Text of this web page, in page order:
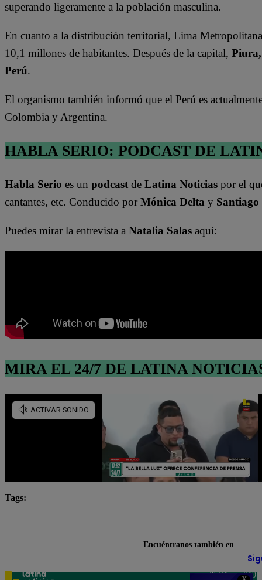
superando ligeramente a la población masculina.
En cuanto a la distribución territorial, Lima
10,1 millones de habitantes. Después de la capital,
Perú.
El organismo también informó que el Perú es
Colombia y Argentina.
HABLA SERIO: PODCAST DE
Habla Serio es un podcast de Latina Noticias por el
cantantes, etc. Conducido por Mónica Delta y Santiago
Puedes mirar la entrevista a Natalia Salas aquí:
MIRA EL 24/7 DE LATINA
Tags:
Encuéntranos también en
Teléfono: 219